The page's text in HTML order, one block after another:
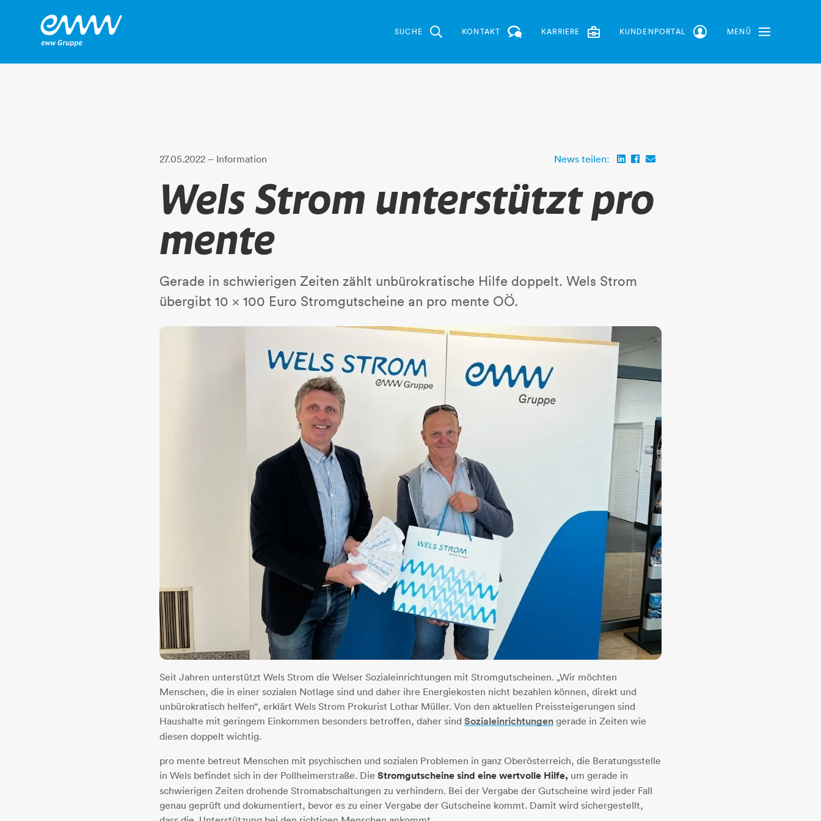
SUCHE KONTAKT KARRIERE KUNDENPORTAL MENÜ
Toggle Navbar
27.05.2022 – Information News teilen:
Wels Strom unterstützt pro
mente
Gerade in schwierigen Zeiten zählt unbürokratische Hilfe doppelt. Wels Strom
übergibt 10 x 100 Euro Stromgutscheine an pro mente OÖ.
Seit Jahren unterstützt Wels Strom die Welser Sozialeinrichtungen mit Stromgutscheinen. „Wir möchten
Menschen, die in einer sozialen Notlage sind und daher ihre Energiekosten nicht bezahlen können, direkt und
unbürokratisch helfen“, erklärt Wels Strom Prokurist Lothar Müller. Von den aktuellen Preissteigerungen sind
Haushalte mit geringem Einkommen besonders betroffen, daher sindSozialeinrichtungen ​​​​​​​ gerade in Zeiten wie
diesen doppelt wichtig.
pro mente betreut Menschen mit psychischen und sozialen Problemen in ganz Oberösterreich, die Beratungsstelle
in Wels befindet sich in der Pollheimerstraße. DieStromgutscheine sind eine wertvolle Hilfe, um gerade in
schwierigen Zeiten drohende Stromabschaltungen zu verhindern. Bei der Vergabe der Gutscheine wird jeder Fall
genau geprüft und dokumentiert, bevor es zu einer Vergabe der Gutscheine kommt. Damit wird sichergestellt,